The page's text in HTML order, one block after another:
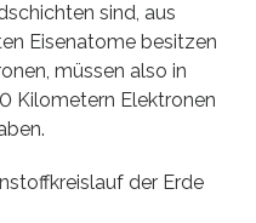
sind, aus
Eisenatome besitzen
müssen also in
Kilometern Elektronen
der Erde